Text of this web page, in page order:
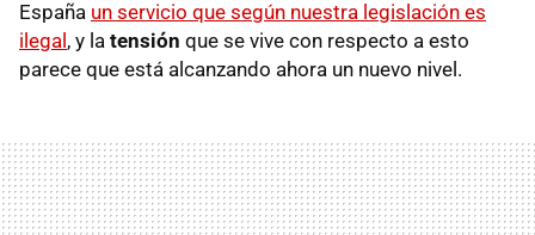
España un servicio que según nuestra legislación es
ilegal, y la tensión que se vive con respecto a esto
parece que está alcanzando ahora un nuevo nivel.